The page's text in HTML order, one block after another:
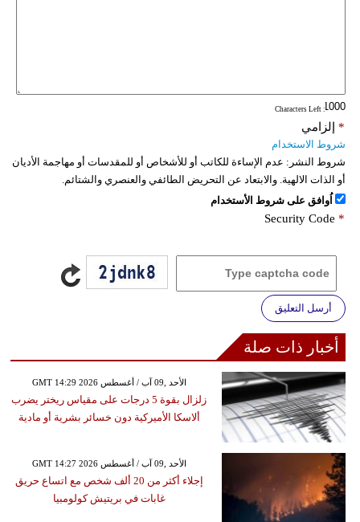
: Characters Left
إلزامي *
شروط الاستخدام
شروط النشر: عدم الإساءة للكاتب أو للأشخاص أو للمقدسات أو مهاجمة الأديان
أو الذات الالهية. والابتعاد عن التحريض الطائفي والعنصري والشتائم.
اُوافق على شروط الأستخدام
Security Code *
أرسل التعليق
أخبار ذات صلة
GMT 14:29 2026 الأحد ,09 آب / أغسطس
زلزال بقوة 5 درجات على مقياس ريختر يضرب
ألاسكا الأميركية دون خسائر بشرية أو مادية
GMT 14:27 2026 الأحد ,09 آب / أغسطس
إجلاء أكثر من 20 ألف شخص مع اتساع حريق
غابات في بريتيش كولومبيا